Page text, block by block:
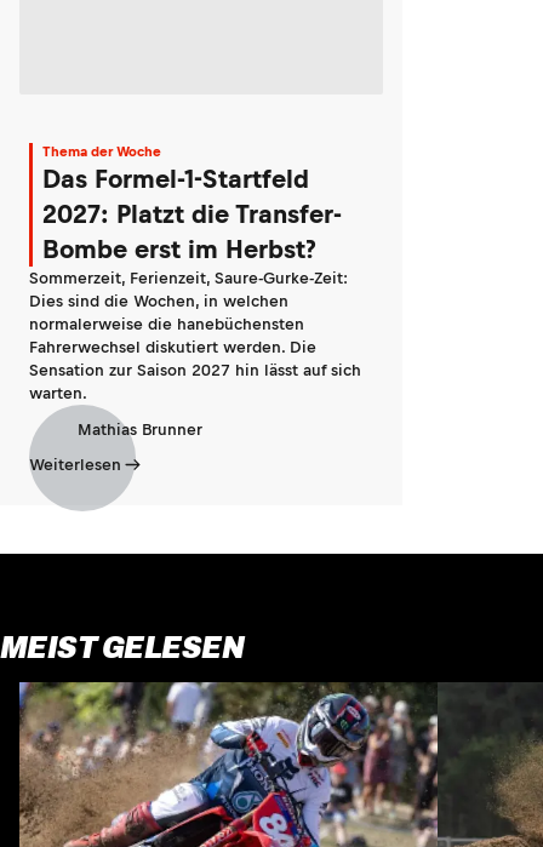
Thema der Woche
Das Formel-1-Startfeld
2027: Platzt die Transfer-
Bombe erst im Herbst?
Sommerzeit, Ferienzeit, Saure-Gurke-Zeit:
Dies sind die Wochen, in welchen
normalerweise die hanebüchensten
Fahrerwechsel diskutiert werden. Die
Sensation zur Saison 2027 hin lässt auf sich
warten.
Mathias Brunner
Weiterlesen
MEIST GELESEN